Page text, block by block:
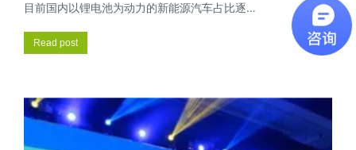
目前国内以锂电池为动力的新能源汽车占比逐…
Read post